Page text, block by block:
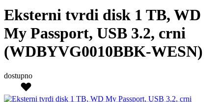
Eksterni tvrdi disk 1 TB, WD
My Passport, USB 3.2, crni
(WDBYVG0010BBK-WESN)
dostupno